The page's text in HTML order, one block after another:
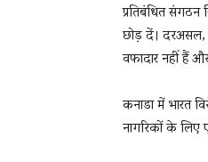
प्रतिबंधित
छोड़ दें। दरअसल,
वफादार नहीं हैं
कनाडा में भारत
नागरिकों के लिए